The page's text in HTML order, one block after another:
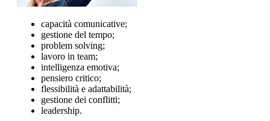
capacità comunicative;
gestione del tempo;
problem solving;
lavoro in team;
intelligenza emotiva;
pensiero critico;
flessibilità e adattabilità;
gestione dei conflitti;
leadership.